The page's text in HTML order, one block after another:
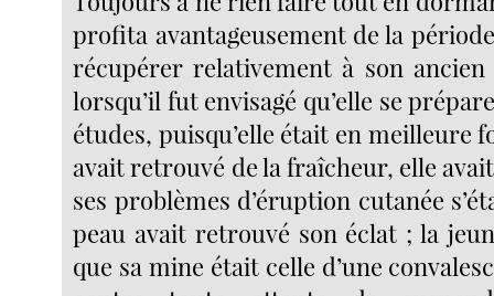
profita avantageusement de la
récupérer relativement à son
lorsqu’il fut envisagé qu’elle se
études, puisqu’elle était en meilleure
avait retrouvé de la fraîcheur, elle
ses problèmes d’éruption cutanée
peau avait retrouvé son éclat ; la
que sa mine était celle d’une